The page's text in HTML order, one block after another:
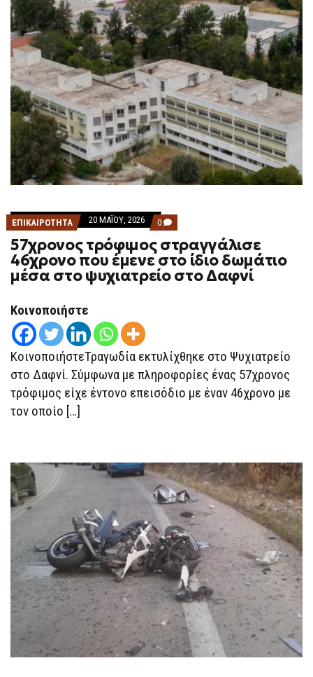
ΕΠΙΚΑΙΡΟΤΗΤΑ 20 ΜΑΪ́ΟΥ, 2026 0 COMMENTS
ON
57ΧΡΟΝΟΣ
ΤΡΌΦΙΜΟΣ
ΣΤΡΑΓΓΆΛΙΣΕ
46ΧΡΟΝΟ
ΨΥΧΙΑΤΡΕΊΟ
ΔΑΦΝΊ
57χρονος τρόφιμος στραγγάλισε
46χρονο που έμενε στο ίδιο δωμάτιο
μέσα στο ψυχιατρείο στο Δαφνί
Κοινοποιήστε
ΚοινοποιήστεΤραγωδία εκτυλίχθηκε στο Ψυχιατρείο
στο Δαφνί. Σύμφωνα με πληροφορίες ένας 57χρονος
τρόφιμος είχε έντονο επεισόδιο με έναν 46χρονο με
τον οποίο […]